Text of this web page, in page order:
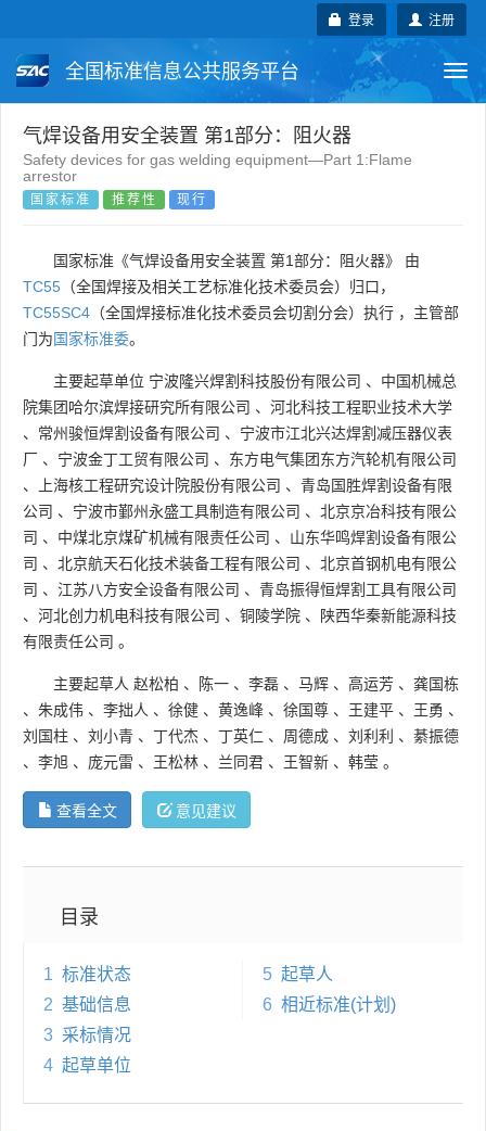
注册
登录
全国标准信息公共服务平台
国家标准 行业标准
团体标准
气焊设备用安全装置 第1部分：阻火器
Safety devices for gas welding equipment—Part 1:Flame
arrestor
国家标准 推荐性 现行
国家标准《气焊设备用安全装置 第1部分：阻火器》 由
TC55 （全国焊接及相关工艺标准化技术委员会）归口，
TC55SC4 （全国焊接标准化技术委员会切割分会）执行 ，主管部
门为国家标准委。
主要起草单位 宁波隆兴焊割科技股份有限公司 、 中国机械总
院集团哈尔滨焊接研究所有限公司 、 河北科技工程职业技术大学
、 常州骏恒焊割设备有限公司 、 宁波市江北兴达焊割减压器仪表
厂 、 宁波金丁工贸有限公司 、 东方电气集团东方汽轮机有限公司
、
上海核工程研究设计院股份有限公司 、 青岛国胜焊割设备有限
公司 、 宁波市鄞州永盛工具制造有限公司 、 北京京冶科技有限公
司 、 中煤北京煤矿机械有限责任公司 、 山东华鸣焊割设备有限公
司 、 北京航天石化技术装备工程有限公司 、 北京首钢机电有限公
司 、 江苏八方安全设备有限公司 、 青岛振得恒焊割工具有限公司
、 河北创力机电科技有限公司 、 铜陵学院 、
陕西华秦新能源科技
有限责任公司 。
主要起草人 赵松柏 、 陈一 、 李磊 、 马辉 、 高运芳 、 龚国栋
、 朱成伟 、 李拙人 、 徐健 、 黄逸峰 、 徐国尊 、 王建平 、 王勇 、
刘国柱 、 刘小青 、 丁代杰 、 丁英仁 、 周德成 、 刘利利 、 綦振德
、 李旭 、 庞元雷 、 王松林 、 兰同君 、 王智新 、 韩莹 。
查看全文 意见建议
目录
1 标准状态
2 基础信息
3 采标情况
4 起草单位
5 起草人
6 相近标准(计划)